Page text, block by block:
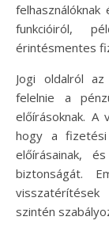
funkcióiról,
érintésmentes
Jogi oldalról
felelnie a
előírásoknak. A
hogy a fizetési
előírásainak,
biztonságát.
szintén